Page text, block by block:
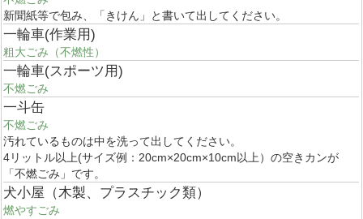
新聞紙等で包み、「きけん」と書いて出してください。
一輪車(作業用)
粗大ごみ（不燃性）
一輪車(スポーツ用)
不燃ごみ
一斗缶
不燃ごみ
汚れているものは中を洗って出してください。
4リットル以上(サイズ例：20cm×20cm×10cm以上）の空きカンが
「不燃ごみ」です。
犬小屋（木製、プラスチック類）
燃やすごみ